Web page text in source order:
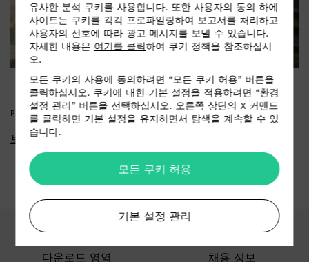
PRESS KIT
보도자료 다운로드
다운로드 영역 채용 정보
유사한 분석 쿠키를 사용합니다. 또한 사용자의 동의 하에
사이트는 쿠키를 각각 프로파일링하여 보고서를 처리하고
사용자의 선호에 따라 광고 메시지를 보낼 수 있습니다.
자세한 내용은 여기를 클릭하여 쿠키 정책을 참조하십시
오.
모든 쿠키의 사용에 동의하려면 “모든 쿠키 허용” 버튼을
클릭하십시오. 쿠키에 대한 기본 설정을 적용하려면 “환경
설정 관리” 버튼을 선택하십시오. 오른쪽 상단의 X 커맨드
를 클릭하면 기본 설정을 유지하면서 탐색을 계속할 수 있
습니다.
모든 쿠키 허용
기본 설정 관리